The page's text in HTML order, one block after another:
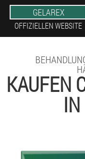
GELAREX
OFFIZIELLEN WEBSITE
KAUFEN